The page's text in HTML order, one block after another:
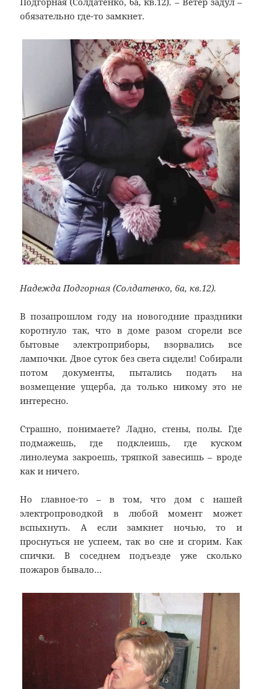
обязательно где-то замкнет.
Надежда Подгорная (Солдатенко, 6а, кв.12).
В позапрошлом году на новогодние праздники
коротнуло так, что в доме разом сгорели все
бытовые электроприборы, взорвались все
лампочки. Двое суток без света сидели! Собирали
потом документы, пытались подать на
возмещение ущерба, да только никому это не
интересно.
Страшно, понимаете? Ладно, стены, полы. Где
подмажешь, где подклеишь, где куском
линолеума закроешь, тряпкой завесишь – вроде
как и ничего.
Но главное-то – в том, что дом с нашей
электропроводкой в любой момент может
вспыхнуть. А если замкнет ночью, то и
проснуться не успеем, так во сне и сгорим. Как
спички. В соседнем подъезде уже сколько
пожаров бывало…